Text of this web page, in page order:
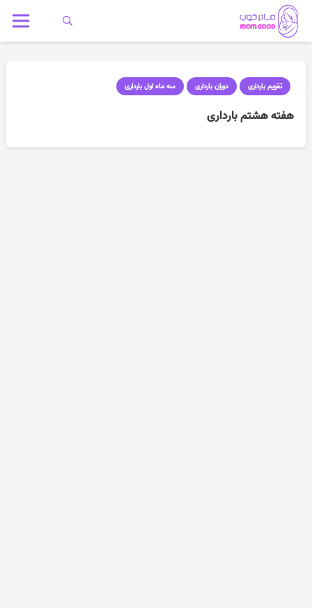
تقویم بارداری دوران بارداری سه ماه اول بارداری
هفته هشتم بارداری